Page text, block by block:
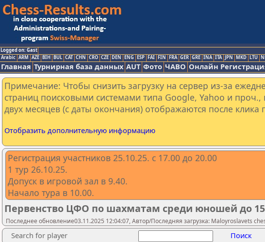
Logged on: Gast
Arabic ARM AZE BIH BUL CAT CHN CRO CZE DEN ENG ESP FAI FIN FRA GER GRE INA ITA JPN MKD LTU
Главная Турнирная база данных AUT Фото ЧАВО Онлайн
Примечание: Чтобы снизить загрузку на сервер из-за
страниц поисковыми системами типа Google, Yahoo и
двух месяцев (с даты окончания) отображаются после клика
Отобразить дополнительную информацию
Регистрация участников 25.10.25. с 17.00 до 20.00
1 тур 26.10.25.
Допуск в игровой зал в 9.40.
Начало тура в 10.00.
Первенство ЦФО по шахматам среди юношей до
Последнее обновление03.11.2025 12:04:07, Автор/Последняя загрузка: Maloyroslavets
Search for player Поиск